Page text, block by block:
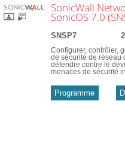
SonicWall
SonicOS 7.0
SNSP7
Configurer, contrôler,
de sécurité de réseau
défendre contre le
menaces de sécurité
Programme